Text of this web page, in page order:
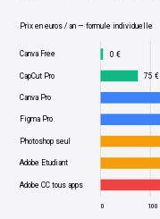
Prix en euros / an — formule individuelle
0 100
Canva Free 0 €
CapCut Pro 75 €
Canva Pro
Figma Pro
Photoshop seul
Adobe Etudiant
Adobe CC tous apps